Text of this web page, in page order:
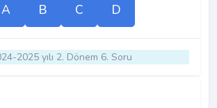
A B C D
2025 yılı 2. Dönem 6. Soru